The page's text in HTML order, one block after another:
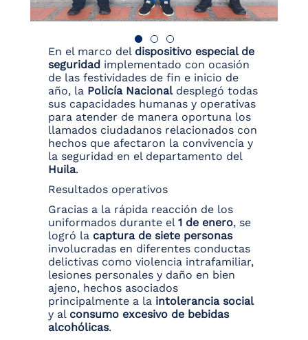
En el marco del dispositivo especial de
seguridad implementado con ocasión
de las festividades de fin e inicio de
año, la Policía Nacionaldesplegó todas
sus capacidades humanas y operativas
para atender de manera oportuna los
llamados ciudadanos relacionados con
hechos que afectaron la convivencia y
la seguridad en el departamento del
Huila.
Resultados operativos
Gracias a la rápida reacción de los
uniformados durante el 1 de enero, se
logró la captura de siete personas
involucradas en diferentes conductas
delictivas como violencia intrafamiliar,
lesiones personales y daño en bien
ajeno, hechos asociados
principalmente a la intolerancia social
y al consumo excesivo de bebidas
alcohólicas.